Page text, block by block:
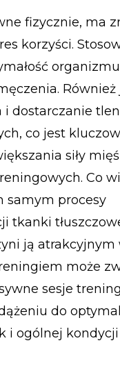
fizycznie, ma
korzyści.
Również
i dostarczanie
co jest
siły
Co
samym procesy
tkanki
ją
może
sesje
do
i ogólnej